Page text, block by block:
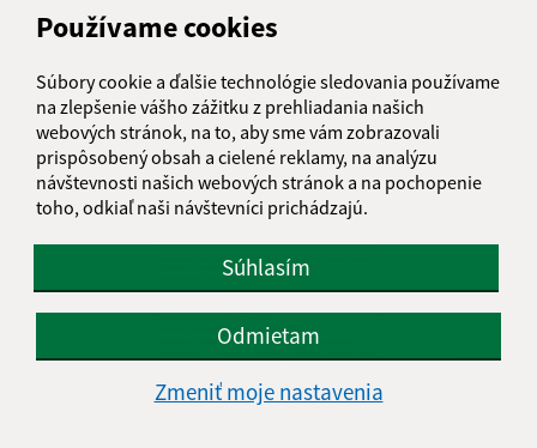
Používame cookies
Súbory cookie a ďalšie technológie sledovania používame
na zlepšenie vášho zážitku z prehliadania našich
webových stránok, na to, aby sme vám zobrazovali
prispôsobený obsah a cielené reklamy, na analýzu
návštevnosti našich webových stránok a na pochopenie
toho, odkiaľ naši návštevníci prichádzajú.
Súhlasím
Odmietam
Zmeniť moje nastavenia